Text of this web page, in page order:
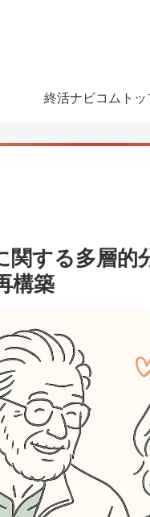
終活ナビコムトッ
関する多層的
構築